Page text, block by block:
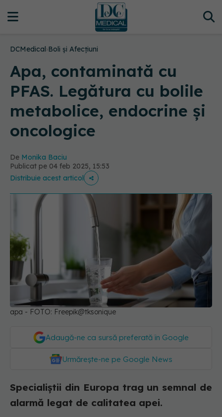
DCMedical›Boli și Afecțiuni
Apa, contaminată cu
PFAS. Legătura cu bolile
metabolice, endocrine și
oncologice
De Monika Baciu
Publicat pe 04 feb 2025, 15:53
Distribuie acest articol
apa - FOTO: Freepik@tksonique
Adaugă-ne ca sursă preferată în Google
Urmărește-ne pe Google News
Specialiștii din Europa trag un semnal de
alarmă legat de calitatea apei.